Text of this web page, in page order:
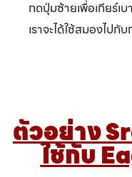
กดปุ่มซ้ายเพื่อเกียร์เ
เราจะได้ใช้สมองไป
ตัวอย่าง
ใช้กับ